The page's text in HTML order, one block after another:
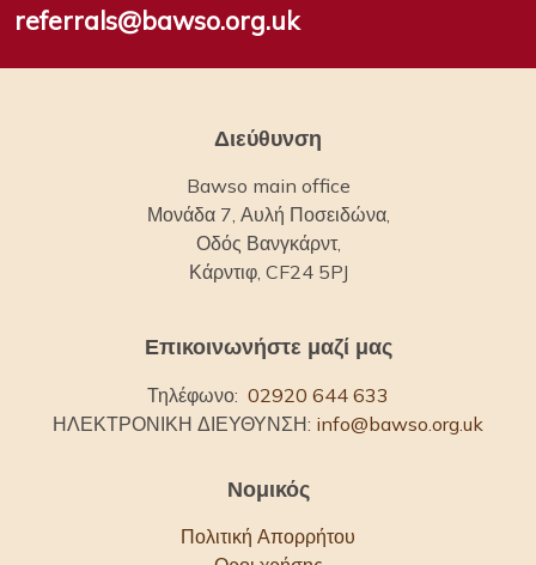
referrals@bawso.org.uk
Διεύθυνση
Bawso main office
Μονάδα 7, Αυλή Ποσειδώνα,
Οδός Βανγκάρντ,
Κάρντιφ, CF24 5PJ
Επικοινωνήστε μαζί μας
Τηλέφωνο: 02920 644 633
ΗΛΕΚΤΡΟΝΙΚΗ ΔΙΕΥΘΥΝΣΗ: info@bawso.org.uk
Νομικός
Πολιτική Απορρήτου